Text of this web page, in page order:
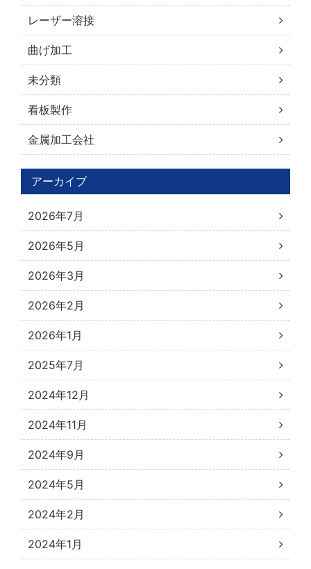
レーザー溶接
曲げ加工
未分類
看板製作
金属加工会社
アーカイブ
2026年7月
2026年5月
2026年3月
2026年2月
2026年1月
2025年7月
2024年12月
2024年11月
2024年9月
2024年5月
2024年2月
2024年1月